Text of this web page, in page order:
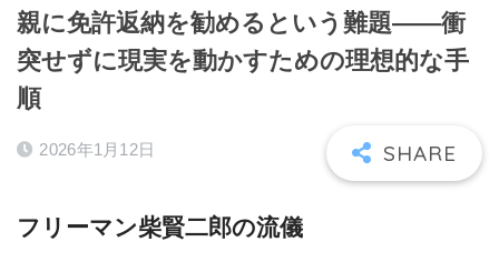
親に免許返納を勧めるという難題――衝
突せずに現実を動かすための理想的な手
順
2026年1月12日
フリーマン柴賢二郎の流儀